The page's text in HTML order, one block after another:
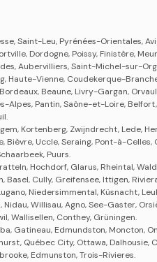
Saint-Leu, Pyrénées-Orientales,
Dordogne, Poissy, Finistère,
Aubervilliers, Saint-Michel-sur-
Haute-Vienne, Coudekerque-
Beaune, Livry-Gargan,
Alpes, Pantin, Saône-et-Loire,
Kortenberg, Zwijndrecht, Lede,
Bièvre, Uccle, Seraing, Pont-à-
Puurs.
Hochdorf, Glarus, Rheintal,
Basel, Cully, Greifensee, Ittigen,
Niedersimmental, Küsnacht,
Willisau, Agno, See-Gaster,
Wallisellen, Conthey, Grüningen.
Gatineau, Edmundston, Moncton,
Québec City, Ottawa, Dalhousie,
Edmunston, Trois-Rivieres.